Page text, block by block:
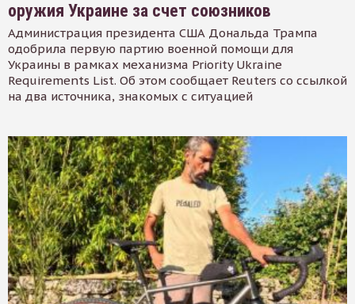
оружия Украине за счет союзников
Администрация президента США Дональда Трампа
одобрила первую партию военной помощи для
Украины в рамках механизма Priority Ukraine
Requirements List. Об этом сообщает Reuters со ссылкой
на два источника, знакомых с ситуацией